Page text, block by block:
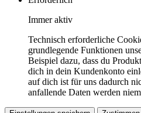
Immer aktiv
Technisch erforderliche
grundlegende Funktionen
Beispiel dazu, dass du
dich in dein Kundenkonto
auf dich ist für uns dadurch
anfallende Daten werden